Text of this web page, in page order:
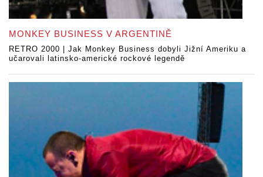
MONKEY BUSINESS V ARGENTINĚ
RETRO 2000 | Jak Monkey Business dobyli Jižní Ameriku a
učarovali latinsko-americké rockové legendě